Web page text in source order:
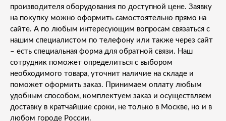
производителя оборудования по доступной цене. Заявку
на покупку можно оформить самостоятельно прямо на
сайте. А по любым интересующим вопросам связаться с
нашим специалистом по телефону или также через сайт
– есть специальная форма для обратной связи. Наш
сотрудник поможет определиться с выбором
необходимого товара, уточнит наличие на складе и
поможет оформить заказ. Принимаем оплату любым
удобным способом, комплектуем заказ и осуществляем
доставку в кратчайшие сроки, не только в Москве, но и в
любом городе России.